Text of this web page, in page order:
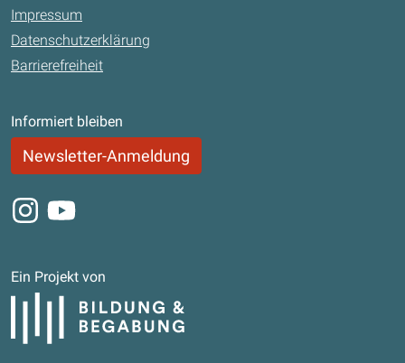
Impressum
Datenschutzerklärung
Barrierefreiheit
Informiert bleiben
Newsletter-Anmeldung
Instagram
Youtube
Ein Projekt von
Bildung und Begabung